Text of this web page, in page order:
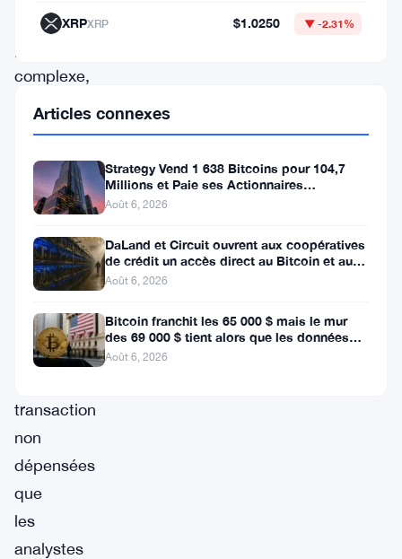
complexe,
elle
déroule
actuellement
dans
les
sortie
transaction
non
dépensées
que
les
analystes
XRPXRP $1.0250 ▼ -2.31%
Articles connexes
Strategy Vend 1 638 Bitcoins pour 104,7
Millions et Paie ses Actionnaires
Privilégiés
Août 6, 2026
DaLand et Circuit ouvrent aux coopératives
de crédit un accès direct au Bitcoin et aux
actifs numériques
Août 6, 2026
Bitcoin franchit les 65 000 $ mais le mur
des 69 000 $ tient alors que les données
sur l’emploi se profilent
Août 6, 2026